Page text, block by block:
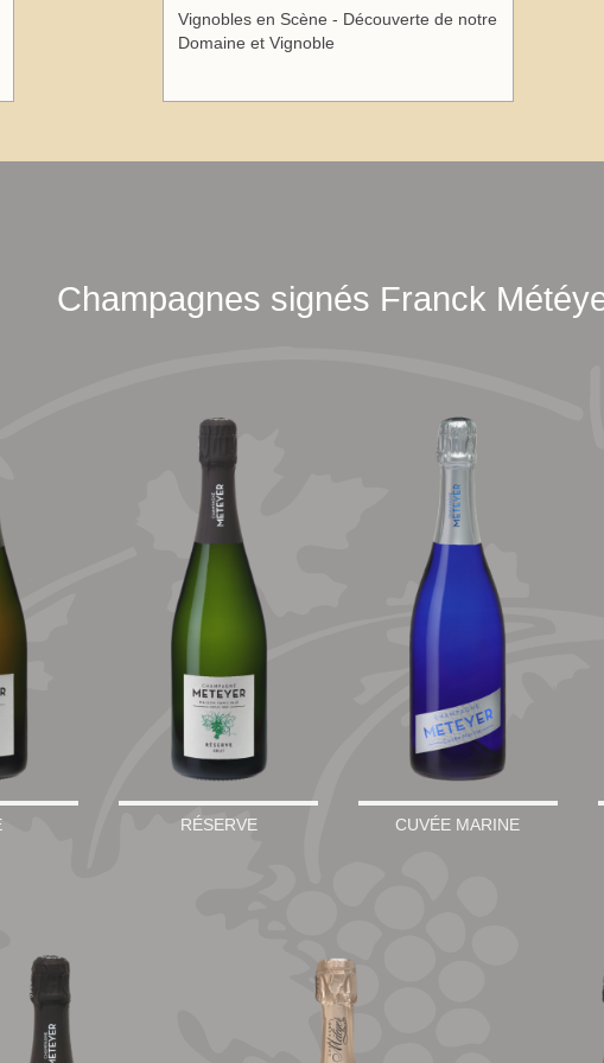
Vignobles en Scène - Découverte de notre
Domaine et Vignoble
Champagnes signés Franck
RÉSERVE CUVÉE MARINE